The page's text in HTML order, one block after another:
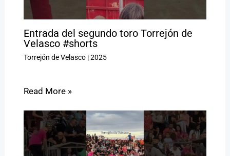
Entrada del segundo toro Torrejón de
Velasco #shorts
Torrejón de Velasco|2025
Read More »